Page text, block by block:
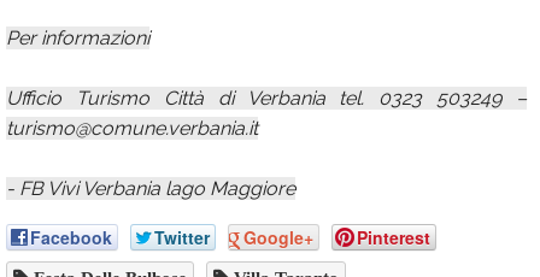
Per informazioni
Ufficio Turismo Città di Verbania tel. 0323 503249 –
turismo@comune.verbania.it
- FB Vivi Verbania lago Maggiore
Facebook Twitter Google+ Pinterest